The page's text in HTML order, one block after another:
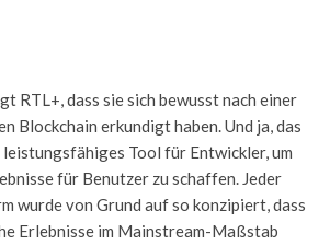
RTL+, dass sie sich bewusst nach einer
Blockchain erkundigt haben. Und ja, das
Tool für Entwickler, um
für Benutzer zu schaffen. Jeder
wurde von Grund auf so konzipiert, dass
Erlebnisse im Mainstream-Maßstab